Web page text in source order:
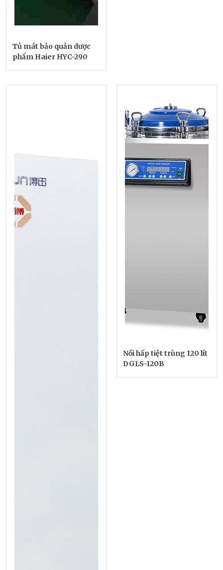
Tủ mát bảo quản dược
phẩm Haier HYC-290
Nồi hấp tiệt trùng 120 lít
DGLS-120B